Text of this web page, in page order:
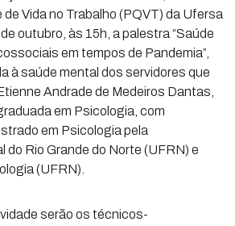
Vida no Trabalho (PQVT) da Ufersa
outubro, às 15h, a palestra “Saúde
em tempos de Pandemia”,
à saúde mental dos servidores que
Andrade de Medeiros Dantas,
em Psicologia, com
em Psicologia pela
do Rio Grande do Norte (UFRN) e
(UFRN).
serão os técnicos-